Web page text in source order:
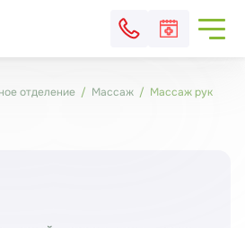
отделение Массаж Массаж рук